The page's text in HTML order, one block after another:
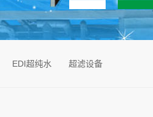
EDI超纯水 超滤设备